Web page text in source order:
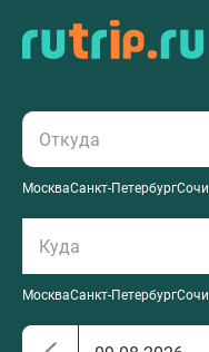
МоскваСанкт-ПетербургСочи
МоскваСанкт-ПетербургСочи